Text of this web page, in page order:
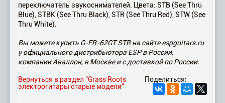
переключатель звукоснимателей. Цвета: STB (See Thru
Blue), STBK (See Thru Black), STR (See Thru Red), STW (See
Thru White).
Вы можете купить G-FR-62GT STR на сайте espguitars.ru
у официального дистрибьютора ESP в России,
компании Аваллон, в Москве и с доставкой по России.
Поделиться:
Вернуться в раздел "Grass Roots
электрогитары старые модели"